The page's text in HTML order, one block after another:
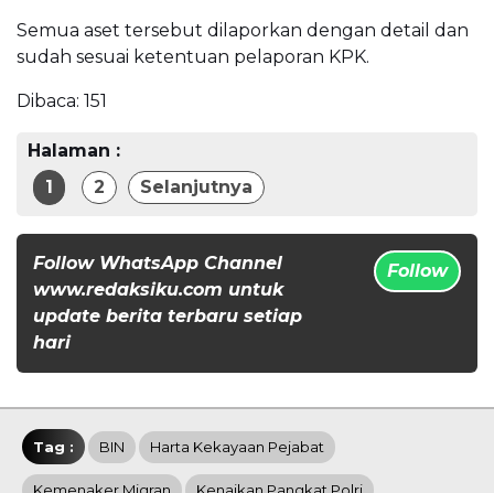
Semua aset tersebut dilaporkan dengan detail dan
sudah sesuai ketentuan pelaporan KPK.
Dibaca: 151
Halaman :
1
2 Selanjutnya
Follow WhatsApp Channel
www.redaksiku.com untuk
update berita terbaru setiap
hari
Follow
Tag : BIN Harta Kekayaan Pejabat
Kemenaker Migran Kenaikan Pangkat Polri